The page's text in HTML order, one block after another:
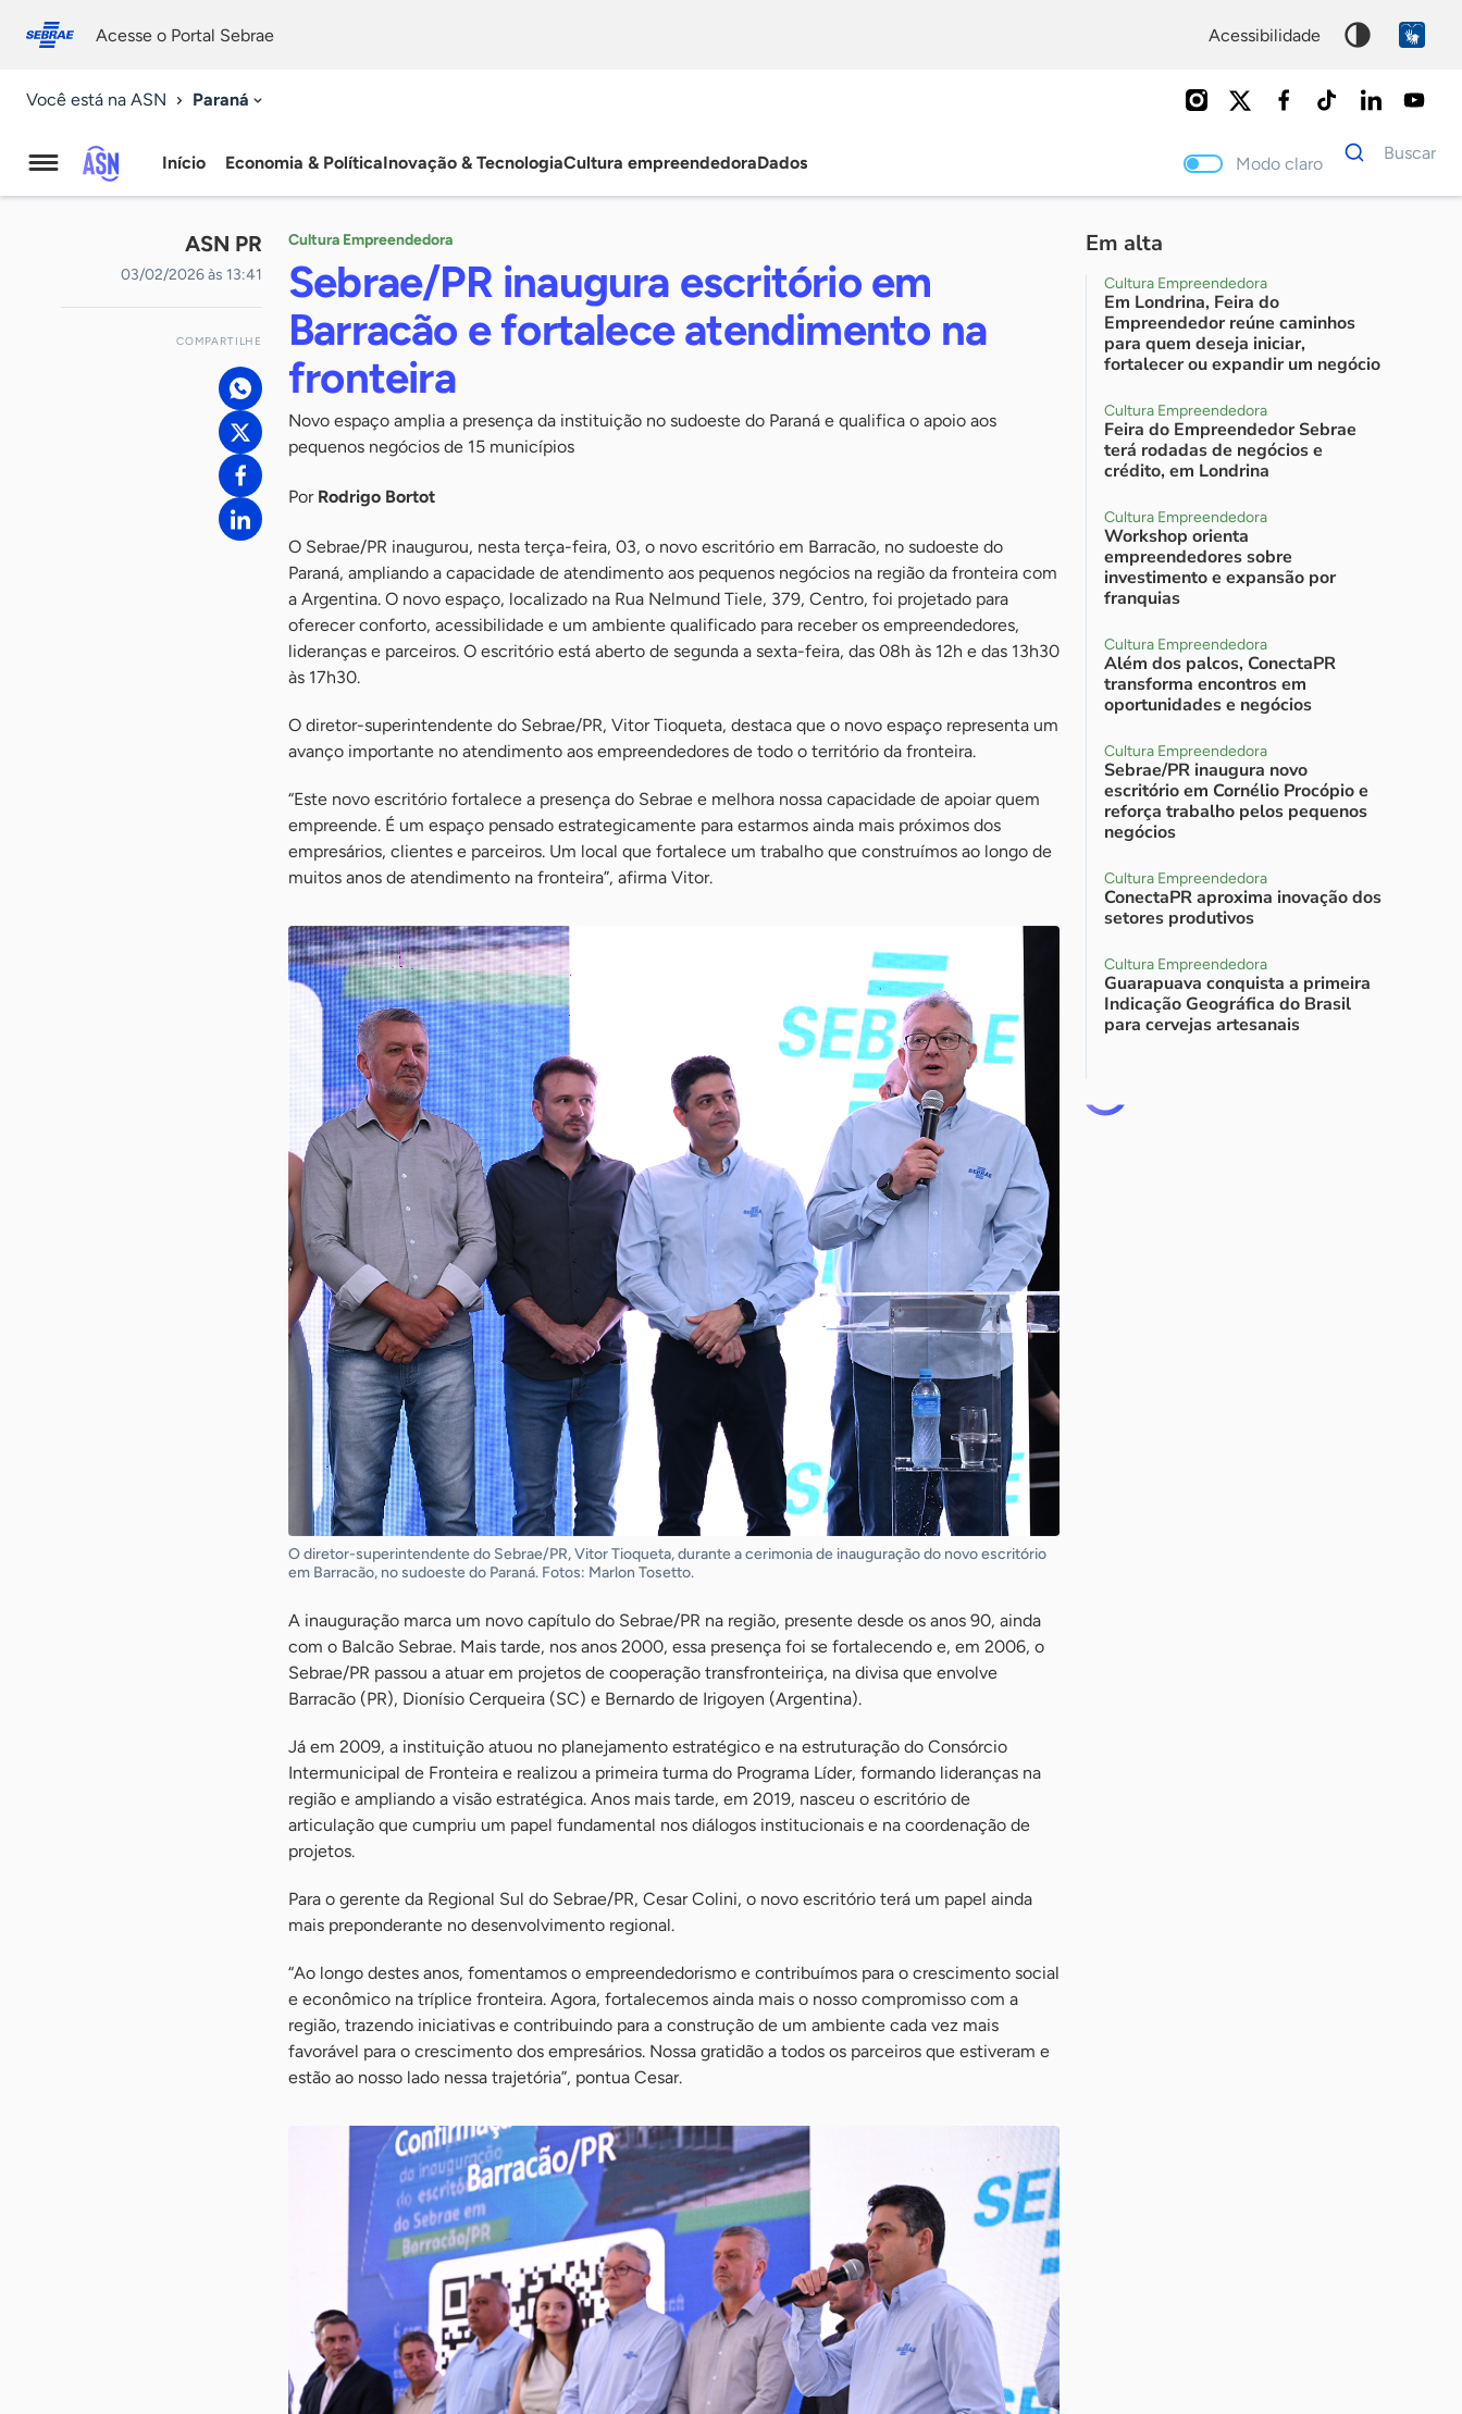
conosco
Acesse o Portal Sebrae acessibilidade
Você está na ASN Paraná
Agência
Sebrae
Notícias
Início Economia & PolíticaInovação & TecnologiaCultura empreendedoraDados Modo claro
Dados
para
Buscar
ASN PR
03/02/2026 às 13:41
COMPARTILHE
Cultura Empreendedora
Sebrae/PR inaugura escritório em
Barracão e fortalece atendimento na
fronteira
Novo espaço amplia a presença da instituição no sudoeste do Paraná e qualifica o apoio aos
pequenos negócios de 15 municípios
Por Rodrigo Bortot
O Sebrae/PR inaugurou, nesta terça-feira, 03, o novo escritório em Barracão, no sudoeste do
Paraná, ampliando a capacidade de atendimento aos pequenos negócios na região da fronteira com
a Argentina. O novo espaço, localizado na Rua Nelmund Tiele, 379, Centro, foi projetado para
oferecer conforto, acessibilidade e um ambiente qualificado para receber os empreendedores,
lideranças e parceiros. O escritório está aberto de segunda a sexta-feira, das 08h às 12h e das 13h30
às 17h30.
O diretor-superintendente do Sebrae/PR, Vitor Tioqueta, destaca que o novo espaço representa um
avanço importante no atendimento aos empreendedores de todo o território da fronteira.
“Este novo escritório fortalece a presença do Sebrae e melhora nossa capacidade de apoiar quem
empreende. É um espaço pensado estrategicamente para estarmos ainda mais próximos dos
empresários, clientes e parceiros. Um local que fortalece um trabalho que construímos ao longo de
muitos anos de atendimento na fronteira”, afirma Vitor.
O diretor-superintendente do Sebrae/PR, Vitor Tioqueta, durante a cerimonia de inauguração do novo escritório
em Barracão, no sudoeste do Paraná. Fotos: Marlon Tosetto.
A inauguração marca um novo capítulo do Sebrae/PR na região, presente desde os anos 90, ainda
com o Balcão Sebrae. Mais tarde, nos anos 2000, essa presença foi se fortalecendo e, em 2006, o
Sebrae/PR passou a atuar em projetos de cooperação transfronteiriça, na divisa que envolve
Barracão (PR), Dionísio Cerqueira (SC) e Bernardo de Irigoyen (Argentina).
Já em 2009, a instituição atuou no planejamento estratégico e na estruturação do Consórcio
Intermunicipal de Fronteira e realizou a primeira turma do Programa Líder, formando lideranças na
região e ampliando a visão estratégica. Anos mais tarde, em 2019, nasceu o escritório de
articulação que cumpriu um papel fundamental nos diálogos institucionais e na coordenação de
projetos.
Para o gerente da Regional Sul do Sebrae/PR, Cesar Colini, o novo escritório terá um papel ainda
mais preponderante no desenvolvimento regional.
“Ao longo destes anos, fomentamos o empreendedorismo e contribuímos para o crescimento social
e econômico na tríplice fronteira. Agora, fortalecemos ainda mais o nosso compromisso com a
região, trazendo iniciativas e contribuindo para a construção de um ambiente cada vez mais
favorável para o crescimento dos empresários. Nossa gratidão a todos os parceiros que estiveram e
estão ao nosso lado nessa trajetória”, pontua Cesar.
Em alta
Cultura Empreendedora
Em Londrina, Feira do
Empreendedor reúne caminhos
para quem deseja iniciar,
fortalecer ou expandir um negócio
Cultura Empreendedora
Feira do Empreendedor Sebrae
terá rodadas de negócios e
crédito, em Londrina
Cultura Empreendedora
Workshop orienta
empreendedores sobre
investimento e expansão por
franquias
Cultura Empreendedora
Além dos palcos, ConectaPR
transforma encontros em
oportunidades e negócios
Cultura Empreendedora
Sebrae/PR inaugura novo
escritório em Cornélio Procópio e
reforça trabalho pelos pequenos
negócios
Cultura Empreendedora
ConectaPR aproxima inovação dos
setores produtivos
Cultura Empreendedora
Guarapuava conquista a primeira
Indicação Geográfica do Brasil
para cervejas artesanais